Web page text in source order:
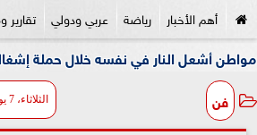
أهم الأخبار رياضة عربي ودولي تقارير
النار في نفسه خلال حملة إشغالات
فن الثلاثاء، 7 يوليو 2026